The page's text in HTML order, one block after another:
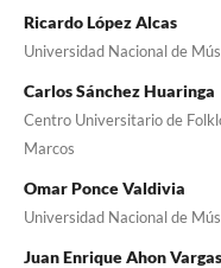
Ricardo López Alcas
Universidad Nacional de
Carlos Sánchez Huaringa
Centro Universitario de
Marcos
Omar Ponce Valdivia
Universidad Nacional de
Juan Enrique Ahon Vargas